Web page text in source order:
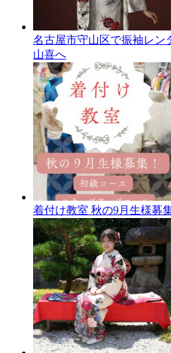
名古屋市守山区で振袖レン
山喜へ
着付け教室 秋の9月生様募